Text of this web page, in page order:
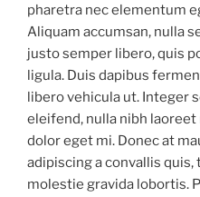
pharetra nec elementum
Aliquam accumsan, nulla
justo semper libero, quis
ligula. Duis dapibus
libero vehicula ut. Integer
eleifend, nulla nibh
dolor eget mi. Donec at
adipiscing a convallis
molestie gravida lobortis.